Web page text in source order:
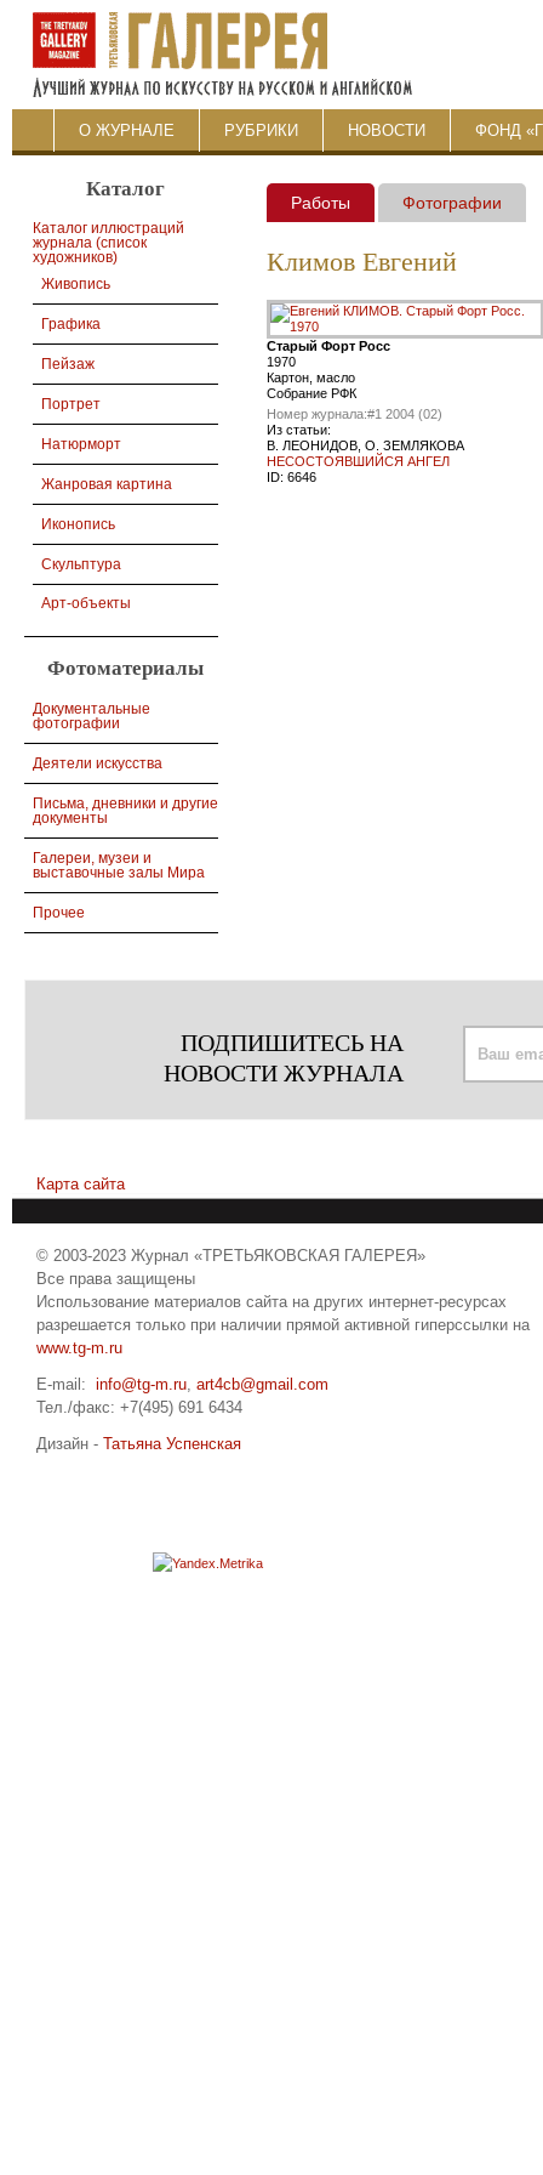
О ЖУРНАЛЕ РУБРИКИ НОВОСТИ ФОНД
Каталог
Каталог иллюстраций
журнала (список
художников)
Живопись
Графика
Пейзаж
Портрет
Натюрморт
Жанровая картина
Иконопись
Скульптура
Арт-объекты
Фотоматериалы
Документальные
фотографии
Деятели искусства
Письма, дневники и другие
документы
Галереи, музеи и
выставочные залы Мира
Прочее
Работы Фотографии
Климов Евгений
Старый Форт Росс
1970
Картон, масло
Собрание РФК
Номер журнала:#1 2004 (02)
Из статьи:
В. ЛЕОНИДОВ, О. ЗЕМЛЯКОВА
НЕСОСТОЯВШИЙСЯ АНГЕЛ
ID: 6646
ПОДПИШИТЕСЬ НА
НОВОСТИ ЖУРНАЛА
Карта сайта
© 2003-2023 Журнал «ТРЕТЬЯКОВСКАЯ ГАЛЕРЕЯ»
Все права защищены
Использование материалов сайта на других интернет-ресурсах
разрешается только при наличии прямой активной гиперссылки на
www.tg-m.ru
E-mail: info@tg-m.ru, art4cb@gmail.com
Тел./факс: +7(495) 691 6434
Дизайн - Татьяна Успенская